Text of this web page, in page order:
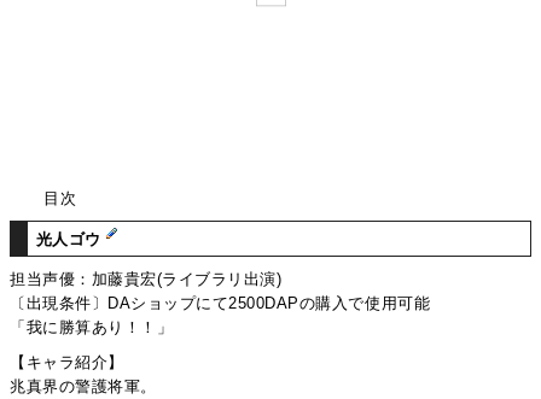
目次
光人ゴウ
担当声優：加藤貴宏(ライブラリ出演)
〔出現条件〕DAショップにて2500DAPの購入で使用可能
「我に勝算あり！！」
【キャラ紹介】
兆真界の警護将軍。